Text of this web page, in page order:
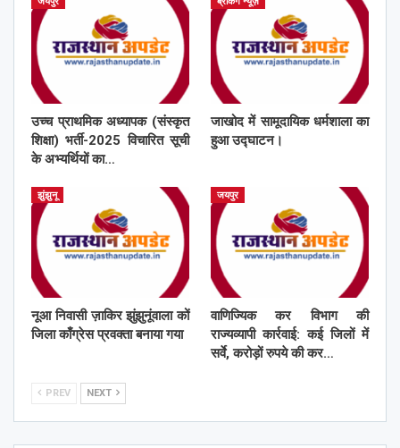
उच्च प्राथमिक अध्यापक (संस्कृत
शिक्षा) भर्ती-2025 विचारित सूची
के अभ्यर्थियों का…
जाखोद में सामूदायिक धर्मशाला का
हुआ उद्घाटन।
झुंझुनू
नूआ निवासी ज़ाकिर झुंझुनूंवाला कों
जिला काँग्रेस प्रवक्ता बनाया गया
जयपुर
वाणिज्यिक कर विभाग की
राज्यव्यापी कार्रवाई: कई जिलों में
सर्वे, करोड़ों रुपये की कर…
PREV NEXT